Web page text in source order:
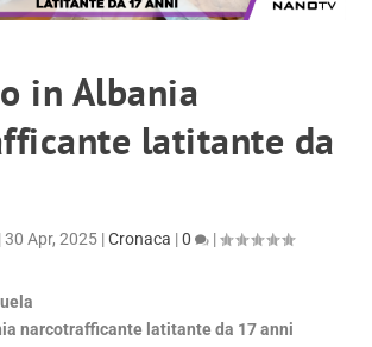
in Albania
latitante da
|30 Apr, 2025 |Cronaca |0 |
narcotrafficante latitante da 17 anni